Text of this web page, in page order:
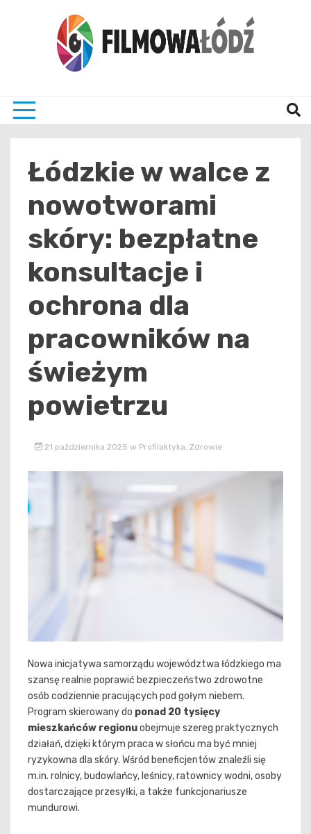
Łódzkie w walce z
nowotworami
skóry: bezpłatne
konsultacje i
ochrona dla
pracowników na
świeżym
powietrzu
21 października 2025 w Profilaktyka Zdrowie
Nowa inicjatywa samorządu województwa łódzkiego ma
szansę realnie poprawić bezpieczeństwo zdrowotne
osób codziennie pracujących pod gołym niebem.
Program skierowany do ponad 20 tysięcy
mieszkańców regionuobejmuje szereg praktycznych
działań, dzięki którym praca w słońcu ma być mniej
ryzykowna dla skóry. Wśród beneficjentów znaleźli się
m.in. rolnicy, budowlańcy, leśnicy, ratownicy wodni, osoby
dostarczające przesyłki, a także funkcjonariusze
mundurowi.